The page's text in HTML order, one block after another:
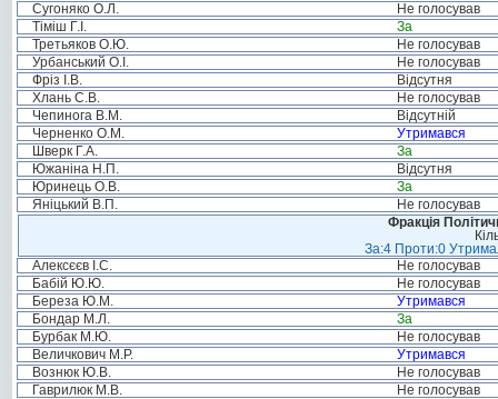
Сугоняко О.Л.
Не голосував
Тіміш Г.І.
За
Третьяков О.Ю.
Не голосував
Урбанський О.І.
Не голосував
Фріз І.В.
Відсутня
Хлань С.В.
Не голосував
Чепинога В.М.
Відсутній
Черненко О.М.
Утримався
Шверк Г.А.
За
Южаніна Н.П.
Відсутня
Юринець О.В.
За
Яніцький В.П.
Не голосував
Фракція
За:4 Проти:0
Алексєєв І.С.
Не голосував
Бабій Ю.Ю.
Не голосував
Береза Ю.М.
Утримався
Бондар М.Л.
За
Бурбак М.Ю.
Не голосував
Величкович М.Р.
Утримався
Вознюк Ю.В.
Не голосував
Гаврилюк М.В.
Не голосував